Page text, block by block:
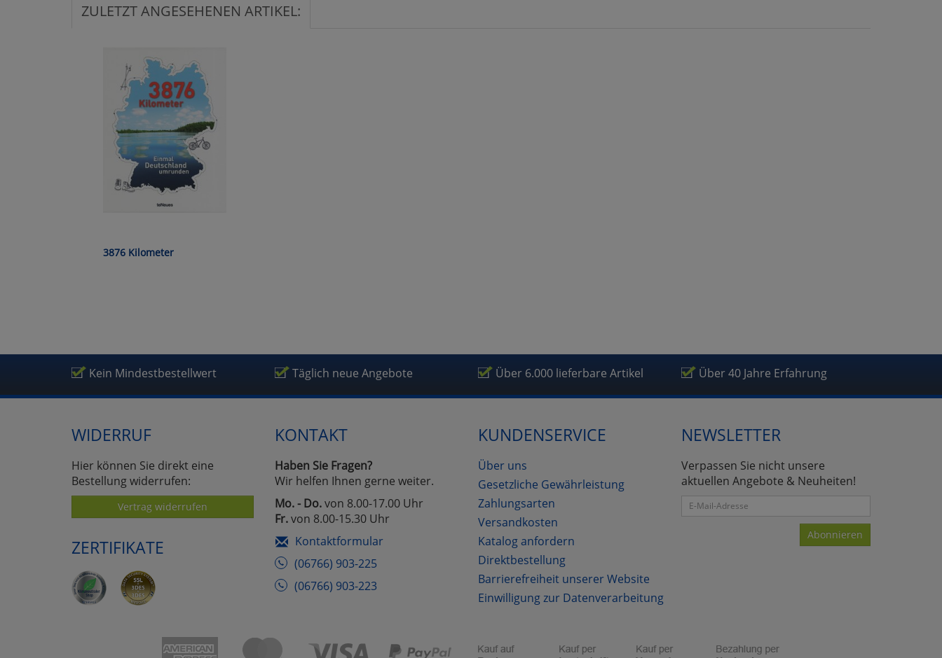
ZULETZT ANGESEHENEN ARTIKEL:
3876 Kilometer
Kein Mindestbestellwert Täglich neue Angebote Über 6.000 lieferbare Artikel Über 40 Jahre Erfahrung
WIDERRUF
Hier können Sie direkt eine
Bestellung widerrufen:
Vertrag widerrufen
ZERTIFIKATE
KONTAKT
Haben Sie Fragen?
Wir helfen Ihnen gerne weiter.
Mo. - Do.von 8.00-17.00 Uhr
Fr.von 8.00-15.30 Uhr
Kontaktformular
(06766) 903-225
(06766) 903-223
KUNDENSERVICE
Über uns
Gesetzliche Gewährleistung
Zahlungsarten
Versandkosten
Katalog anfordern
Direktbestellung
Barrierefreiheit unserer Website
Einwilligung zur Datenverarbeitung
NEWSLETTER
Verpassen Sie nicht unsere
aktuellen Angebote & Neuheiten!
Abonnieren